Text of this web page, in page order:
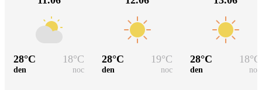
28°C 18°C
den noc
28°C 19°C
den noc
28°C 18°C
den noc